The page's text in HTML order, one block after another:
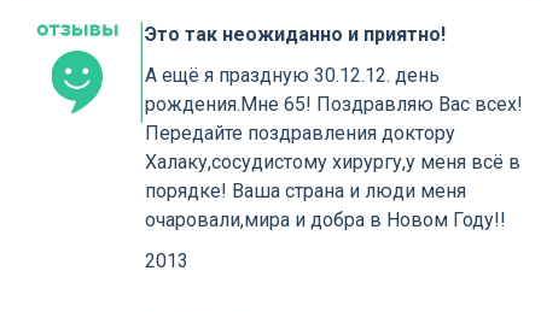
Это так неожиданно и приятно!
А ещё я праздную 30.12.12. день
рождения.Мне 65! Поздравляю Вас всех!
Передайте поздравления доктору
Халаку,сосудистому хирургу,у меня всё в
порядке! Ваша страна и люди меня
очаровали,мира и добра в Новом Году!!
2013